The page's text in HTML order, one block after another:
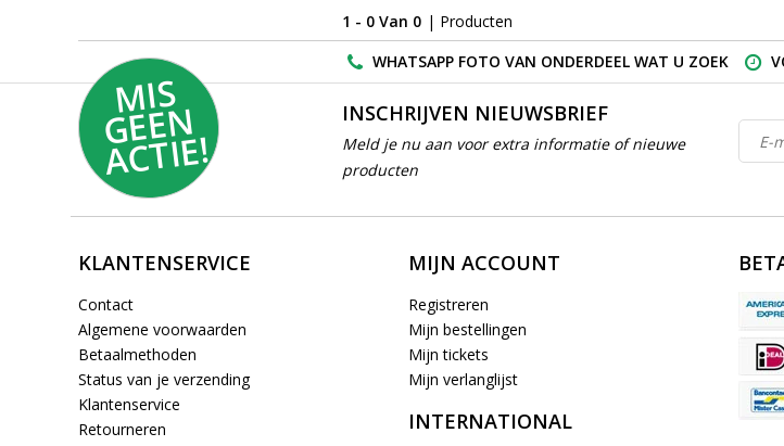
1 - 0 Van 0 | Producten
WHATSAPP FOTO VAN ONDERDEEL WAT U ZOEK
MI
S
G
E
E
N
A
C
TI
E!
INSCHRIJVEN NIEUWSBRIEF
Meld je nu aan voor extra informatie of nieuwe
producten
KLANTENSERVICE
Contact
Algemene voorwaarden
Betaalmethoden
Status van je verzending
Klantenservice
Retourneren
MIJN ACCOUNT
Registreren
Mijn bestellingen
Mijn tickets
Mijn verlanglijst
INTERNATIONAL